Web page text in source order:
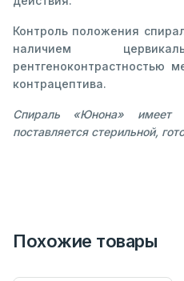
Контроль положения
наличием
рентгеноконтрастностью
контрацептива.
Спираль «Юнона» имеет
поставляется стерильной,
Похожие товары